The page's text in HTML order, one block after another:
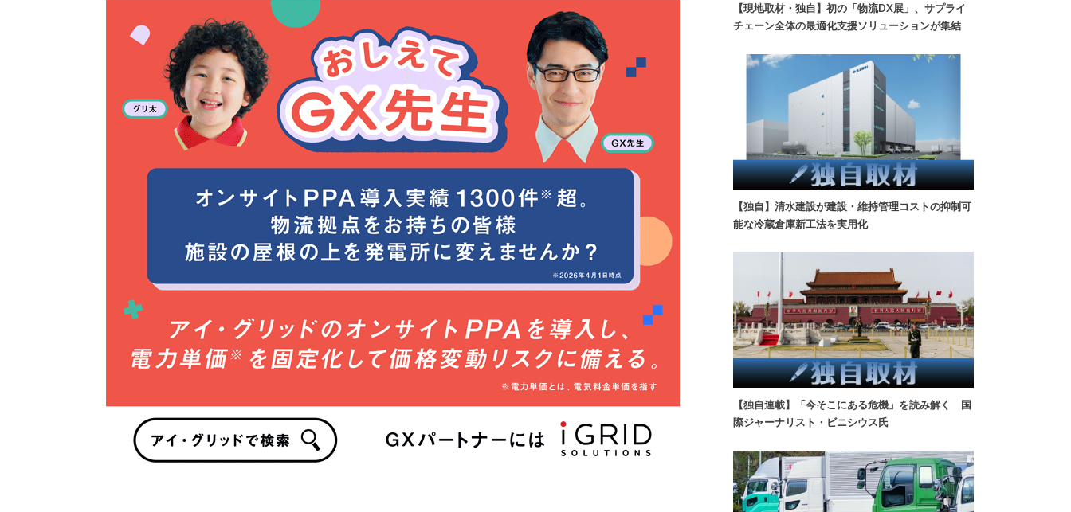
【現地取材・独自】初の「物流DX展」、サプライ
チェーン全体の最適化支援ソリューションが集結
【独自】清水建設が建設・維持管理コストの抑制可
能な冷蔵倉庫新工法を実用化
【独自連載】「今そこにある危機」を読み解く 国
際ジャーナリスト・ビニシウス氏